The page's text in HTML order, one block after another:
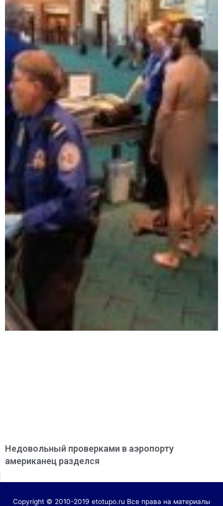
Недовольный проверками в аэропорту
американец разделся
Copyright © 2010-2019 etotupo.ru Все права на материалы